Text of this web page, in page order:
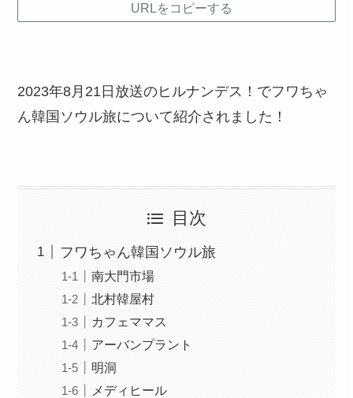
URLをコピーする
2023年8月21日放送のヒルナンデス！でフワちゃ
ん韓国ソウル旅について紹介されました！
目次
フワちゃん韓国ソウル旅
南大門市場
北村韓屋村
カフェママス
アーバンプラント
明洞
メディヒール